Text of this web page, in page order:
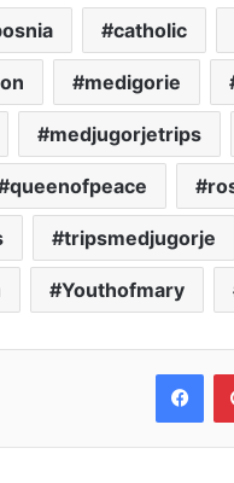
catholic
medigorie
medjugorjetrips
queenofpeace
tripsmedjugorje
Youthofmary